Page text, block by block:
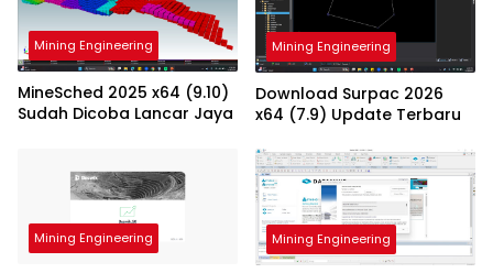
Mining Engineering
MineSched 2025 x64 (9.10)
Sudah Dicoba Lancar Jaya
Mining Engineering
Download Surpac 2026
x64 (7.9) Update Terbaru
Mining Engineering Mining Engineering